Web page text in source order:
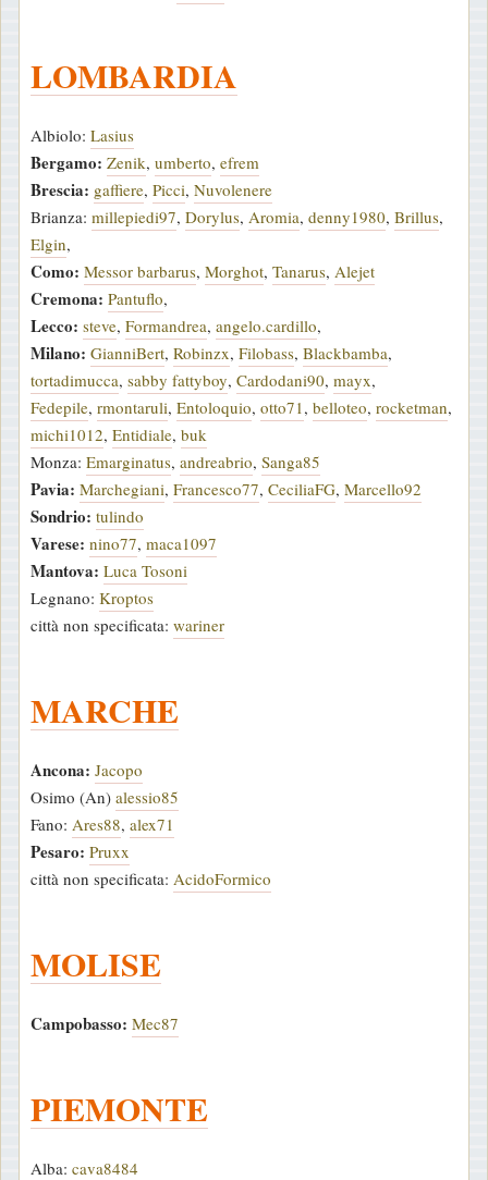
LOMBARDIA
Albiolo: Lasius
Bergamo: Zenik, umberto, efrem
Brescia: gaffiere, Picci, Nuvolenere
Brianza: millepiedi97, Dorylus, Aromia, denny1980, Brillus,
Elgin,
Como: Messor barbarus, Morghot, Tanarus, Alejet
Cremona: Pantuflo,
Lecco: steve, Formandrea, angelo.cardillo,
Milano: GianniBert, Robinzx, Filobass, Blackbamba,
tortadimucca, sabby fattyboy, Cardodani90, mayx,
Fedepile, rmontaruli, Entoloquio, otto71 , belloteo, rocketman,
michi1012, Entidiale, buk
Monza: Emarginatus, andreabrio, Sanga85
Pavia: Marchegiani, Francesco77, CeciliaFG, Marcello92
Sondrio: tulindo
Varese: nino77, maca1097
Mantova: Luca Tosoni
Legnano: Kroptos
città non specificata: wariner
MARCHE
Ancona: Jacopo
Osimo (An) alessio85
Fano: Ares88, alex71
Pesaro: Pruxx
città non specificata: AcidoFormico
MOLISE
Campobasso: Mec87
PIEMONTE
Alba: cava8484